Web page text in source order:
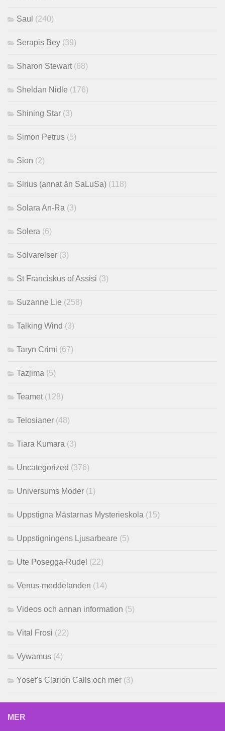
Saul (240)
Serapis Bey (39)
Sharon Stewart (68)
Sheldan Nidle (176)
Shining Star (3)
Simon Petrus (5)
Sion (2)
Sirius (annat än SaLuSa) (118)
Solara An-Ra (3)
Solera (6)
Solvarelser (3)
St Franciskus of Assisi (3)
Suzanne Lie (258)
Talking Wind (3)
Taryn Crimi (67)
Tazjima (5)
Teamet (128)
Telosianer (48)
Tiara Kumara (3)
Uncategorized (376)
Universums Moder (1)
Uppstigna Mästarnas Mysterieskola (15)
Uppstigningens Ljusarbeare (5)
Ute Posegga-Rudel (22)
Venus-meddelanden (14)
Videos och annan information (5)
Vital Frosi (22)
Vywamus (4)
Yosef's Clarion Calls och mer (3)
MER